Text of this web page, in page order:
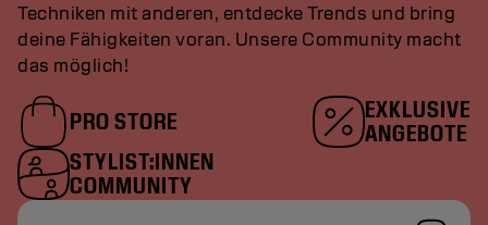
Techniken mit anderen, entdecke Trends und bring
deine Fähigkeiten voran. Unsere Community macht
das möglich!
PRO STORE
EXKLUSIVE
ANGEBOTE
STYLIST:INNEN
COMMUNITY